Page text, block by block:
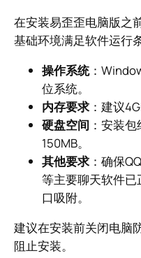
在安装易歪歪电脑版之
基础环境满足软件运行
操作系统：
位系统。
内存要求：建议
硬盘空间 ：安装
150MB。
其他要求：确保
等主要聊天软件
口吸附。
建议在安装前关闭电脑
阻止安装。